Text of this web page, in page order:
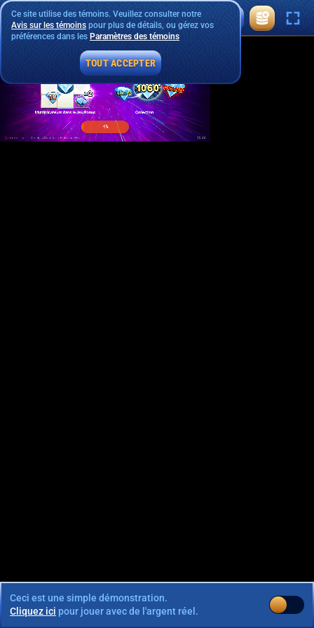
Ceci est une simple démonstration.
Cliquez ici pour jouer avec de l'argent réel.
Ce site utilise des témoins. Veuillez consulter notre
Avis sur les témoins pour plus de détails, ou gérez vos
préférences dans les Paramètres des témoins
TOUT ACCEPTER